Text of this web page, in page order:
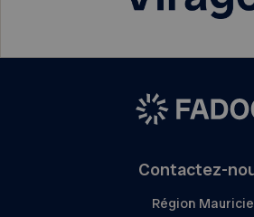
Contactez-
Région Mauricie